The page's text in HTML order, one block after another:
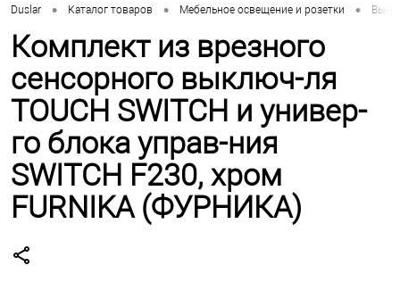
Duslar • Каталог товаров • Мебельное освещение и розетки •
Комплект из врезного
сенсорного выключ-ля
TOUCH SWITCH и универ-
го блока управ-ния
SWITCH F230, хром
FURNIKA (ФУРНИКА)